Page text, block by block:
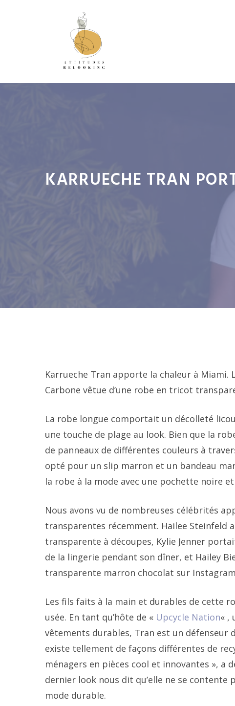
KARRUECHE TRAN
Karrueche Tran apporte la chaleur à Miami.
Carbone vêtue d’une robe en tricot
La robe longue comportait un décolleté
une touche de plage au look. Bien que la
de panneaux de différentes couleurs à
opté pour un slip marron et un bandeau
la robe à la mode avec une pochette noire
Nous avons vu de nombreuses célébrités
transparentes récemment. Hailee Steinfeld
transparente à découpes, Kylie Jenner
de la lingerie pendant son dîner, et Hailey
transparente marron chocolat sur
Les fils faits à la main et durables de cette
usée. En tant qu’hôte de « Upcycle Nation« ,
vêtements durables, Tran est un défenseur
existe tellement de façons différentes de
ménagers en pièces cool et innovantes », a
dernier look nous dit qu’elle ne se contente
mode durable.